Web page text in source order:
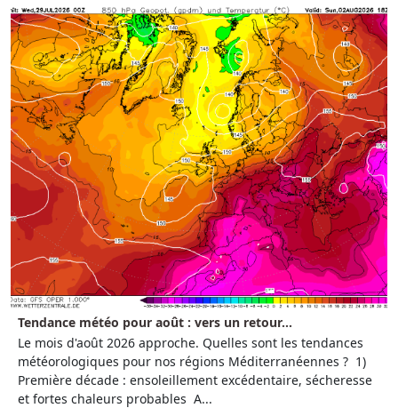
Tendance météo pour août : vers un retour...
Le mois d'août 2026 approche. Quelles sont les tendances
météorologiques pour nos régions Méditerranéennes ? 1)
Première décade : ensoleillement excédentaire, sécheresse
et fortes chaleurs probables A...